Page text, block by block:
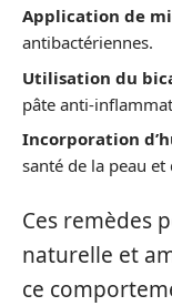
Application de
antibactériennes.
Utilisation du
pâte anti-
Incorporation
santé de la peau et
Ces remèdes
naturelle et
ce